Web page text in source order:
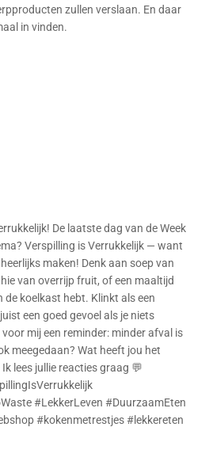
zullen verslaan. En daar
in vinden.